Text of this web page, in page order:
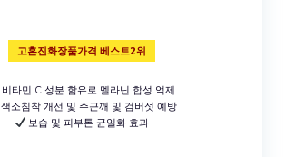
고혼진화장품가격 베스트2위
비타민 C 성분 함유로 멜라닌 합성 억제
색소침착 개선 및 주근깨 및 검버섯 예방
보습 및 피부톤 균일화 효과